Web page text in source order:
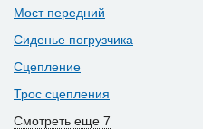
Мост передний
Сиденье погрузчика
Сцепление
Трос сцепления
Смотреть еще 7